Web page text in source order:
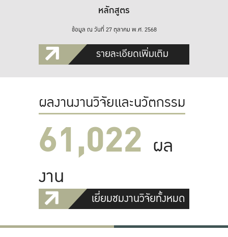
หลักสูตร
ข้อมูล ณ วันที่ 27 ตุลาคม พ.ศ. 2568
รายละเอียดเพิ่มเติม
ผลงานงานวิจัยและนวัตกรรม
61,022 ผล
งาน
เยี่ยมชมงานวิจัยทั้งหมด